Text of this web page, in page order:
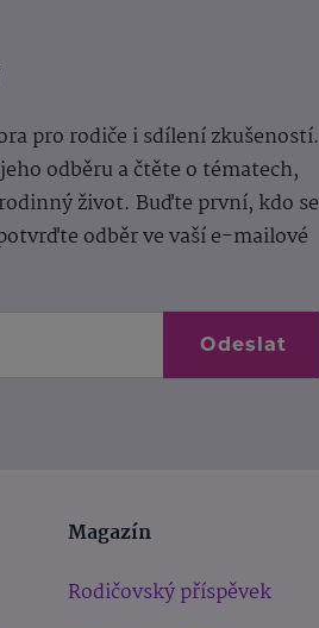
pro rodiče i sdílení zkušeností.
odběru a čtěte o tématech,
život. Buďte první, kdo se
odběr ve vaší e-mailové
Odeslat
Magazín
Rodičovský příspěvek